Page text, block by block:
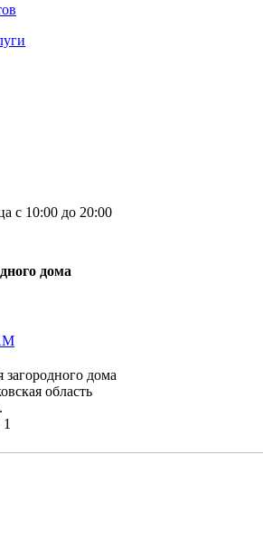
с 10:00 до 20:00
дома
загородного дома
область
1